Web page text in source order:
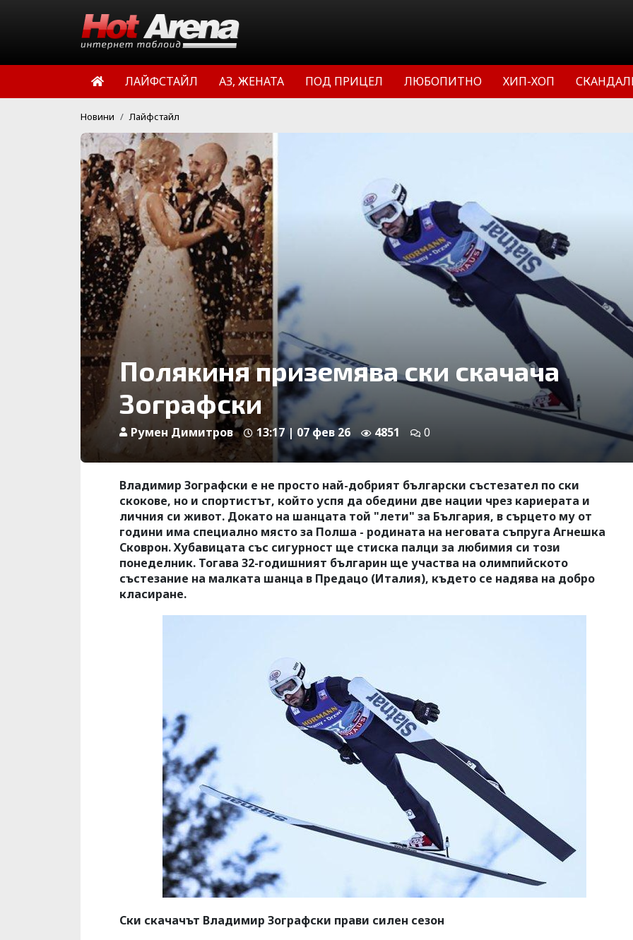
ЛАЙФСТАЙЛ АЗ, ЖЕНАТА ПОД ПРИЦЕЛ ЛЮБОПИТНО ХИП-ХОП
Новини Лайфстайл
Полякиня приземява ски скачача
Зографски
Румен Димитров 13:17 | 07 фев 26 4851 0
Владимир Зографски е не просто най-добрият български състезател по ски
скокове, но и спортистът, който успя да обедини две нации чрез кариерата и
личния си живот. Докато на шанцата той "лети" за България, в сърцето му от
години има специално място за Полша - родината на неговата съпруга Агнешка
Сковрон. Хубавицата със сигурност ще стиска палци за любимия си този
понеделник. Тогава 32-годишният българин ще участва на олимпийското
състезание на малката шанца в Предацо (Италия), където се надява на добро
класиране.
Ски скачачът Владимир Зографски прави силен сезон